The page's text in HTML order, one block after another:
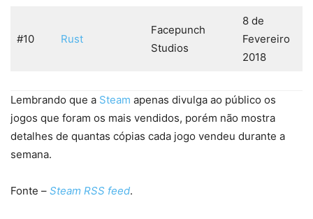
#10 Rust
Facepunch
Studios
8 de
Fevereiro
2018
Lembrando que a Steam apenas divulga ao público os
jogos que foram os mais vendidos, porém não mostra
detalhes de quantas cópias cada jogo vendeu durante a
semana.
Fonte – Steam RSS feed.